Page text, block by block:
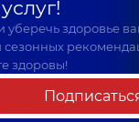
уберечь здоровье
сезонных
здоровы!